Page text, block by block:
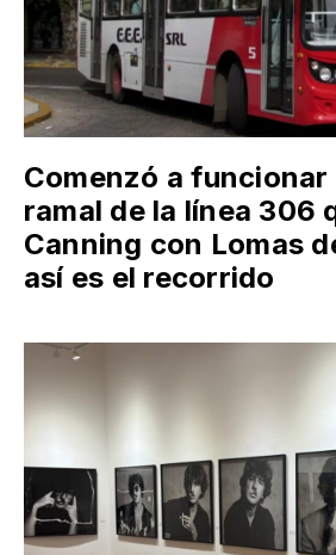
Comenzó a funcionar
ramal de la línea 306
Canning con Lomas
así es el recorrido